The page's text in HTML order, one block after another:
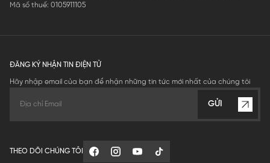
Mã số thuế: 0105911105
ĐĂNG KÝ NHẬN TIN ĐIỆN TỬ
Hãy nhập email của bạn để nhận những tin tức mới nhất của chúng tôi
GỬI
THEO DÕI CHÚNG TÔI